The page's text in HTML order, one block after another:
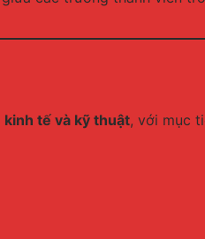
kinh tế và kỹ thuật, với mục